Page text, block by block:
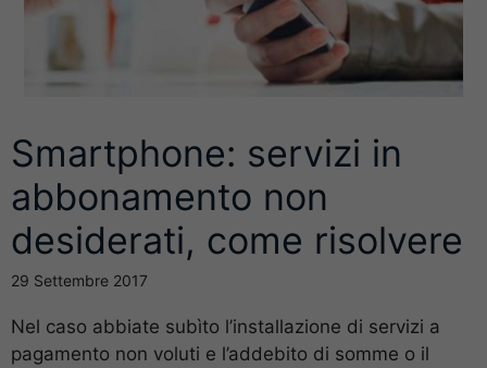
Smartphone: servizi in
abbonamento non
desiderati, come risolvere
29 Settembre 2017
Nel caso abbiate subìto l’installazione di servizi a
pagamento non voluti e l’addebito di somme o il